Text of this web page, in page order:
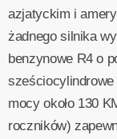
azjatyckim i
żadnego silnika
benzynowe R4 o
mocy około 130
roczników)